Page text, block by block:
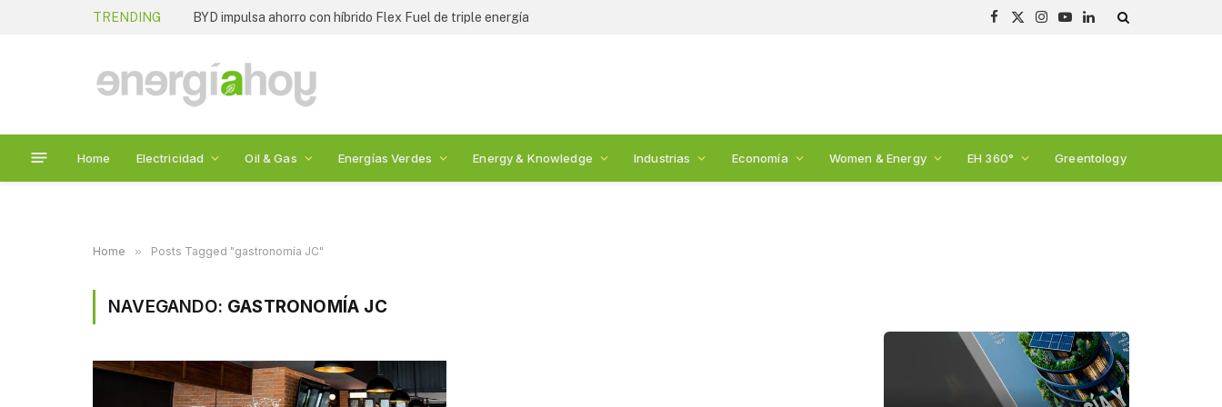
TRENDING BYD impulsa ahorro con híbrido Flex Fuel de triple energía
Facebook
X
Instagram
YouTubeLinkedIn
Home Electricidad Oil & Gas Energías Verdes Energy & Knowledge Industrias Economía Women & Energy EH 360° Greentology
Home » Posts Tagged "gastronomía JC"
NAVEGANDO: GASTRONOMÍA JC